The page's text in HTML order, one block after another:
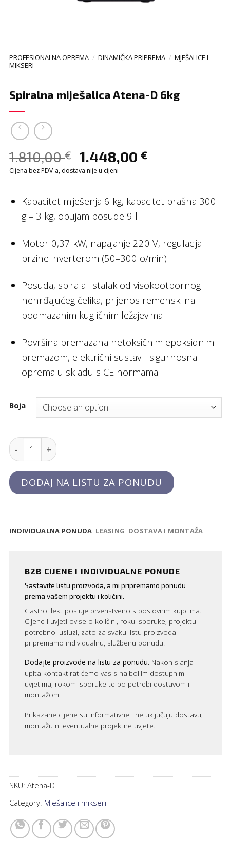
PROFESIONALNA OPREMA / DINAMIČKA PRIPREMA / MJEŠALICE I
MIKSERI
Spiralna miješalica Atena-D 6kg
1.810,00€ 1.448,00 €
Cijena bez PDV-a, dostava nije u cijeni
Kapacitet miješenja 6 kg, kapacitet brašna 300
g – 3 kg, obujam posude 9 l
Motor 0,37 kW, napajanje 220 V, regulacija
brzine inverterom (50–300 o/min)
Posuda, spirala i stalak od visokootpornog
nehrđajućeg čelika, prijenos remenski na
podmazanim kugličnim ležajevima
Površina premazana netoksičnim epoksidnim
premazom, električni sustavi i sigurnosna
oprema u skladu s CE normama
Boja
Spiralna miješalica Atena-D 6kg quantity
DODAJ NA LISTU ZA PONUDU
INDIVIDUALNA PONUDA LEASING DOSTAVA I MONTAŽA
B2B CIJENE I INDIVIDUALNE PONUDE
Sastavite listu proizvoda, a mi pripremamo ponudu
prema vašem projektu i količini.
GastroElekt posluje prvenstveno s poslovnim kupcima.
Cijene i uvjeti ovise o količini, roku isporuke, projektu i
potrebnoj usluzi, zato za svaku listu proizvoda
pripremamo individualnu, službenu ponudu.
Dodajte proizvode na listu za ponudu. Nakon slanja
upita kontaktirat ćemo vas s najboljim dostupnim
uvjetima, rokom isporuke te po potrebi dostavom i
montažom.
Prikazane cijene su informativne i ne uključuju dostavu,
montažu ni eventualne projektne uvjete.
SKU:Atena-D
Category: Mješalice i mikseri